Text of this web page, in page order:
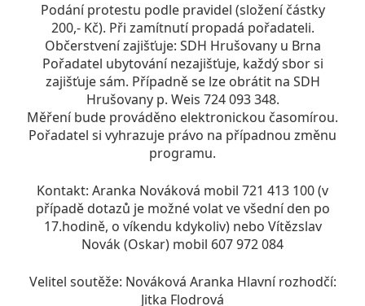
Podání protestu podle pravidel (složení částky
200,- Kč). Při zamítnutí propadá pořadateli.
Občerstvení zajišťuje: SDH Hrušovany u Brna
Pořadatel ubytování nezajišťuje, každý sbor si
zajišťuje sám. Případně se lze obrátit na SDH
Hrušovany p. Weis 724 093 348.
Měření bude prováděno elektronickou časomírou.
Pořadatel si vyhrazuje právo na případnou změnu
programu.
Kontakt: Aranka Nováková mobil 721 413 100 (v
případě dotazů je možné volat ve všední den po
17.hodině, o víkendu kdykoliv) nebo Vítězslav
Novák (Oskar) mobil 607 972 084
Velitel soutěže: Nováková Aranka Hlavní rozhodčí:
Jitka Flodrová